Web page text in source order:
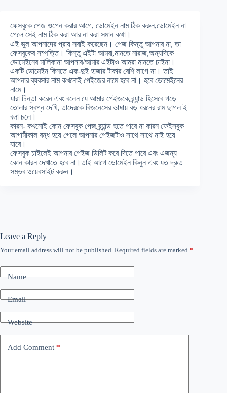
ফেসবুকে পেজ ওপেন করার আগে, ডোমেইন নাম ঠিক করুন,ডোমেইন না
পেলে সেই নাম ঠিক করা আর না করা সমান কথা।
এই ভুল আপনাদের প্রায় সবাই করেছেন। পেজ কিন্তু আপনার না, তা
ফেসবুকের সম্পত্তি। কিন্তু এইটা আমরা,মানতে নারাজ,অন্যদিকে
ডোমেইনের মালিকানা আপনার/আমার এইটাও আমরা মানতে চাইনা।
একটি ডোমেইন কিনতে এক-দুই হাজার টাকার বেশি লাগে না। তাই
আপনার ব্যবসার নাম কখনোই পেইজের নামে হবে না। হবে ডোমেইনের
নামে।
যারা চিন্তা করেন এবং বলেন যে আমার পেইজকে ব্র্যান্ড হিসেবে গড়ে
তোলার স্বপ্ন দেখি, তাদেরকে বিজনেসের ভাষায় বড় ধরনের রাম ছাগল ই
বলা চলে।
কারন- কখনোই কোন ফেসবুক পেজ ব্র্যান্ড হতে পারে না কারন ফেইসবুক
আগামীকাল বন্ধ হয়ে গেলে আপনার পেইজটাও সাথে সাথে নাই হয়ে
যাবে।
ফেসবুক চাইলেই আপনার পেইজ ডিলিট করে দিতে পারে এবং এজন্য
কোন কারন দেখাতে হবে না।তাই আগে ডোমেইন কিনুন এবং যত দ্রুত
সম্ভব ওয়েবসাইট করুন।
Leave a Reply
Your email address will not be published. Required fields are marked *
Name
Email
Website
Add Comment *